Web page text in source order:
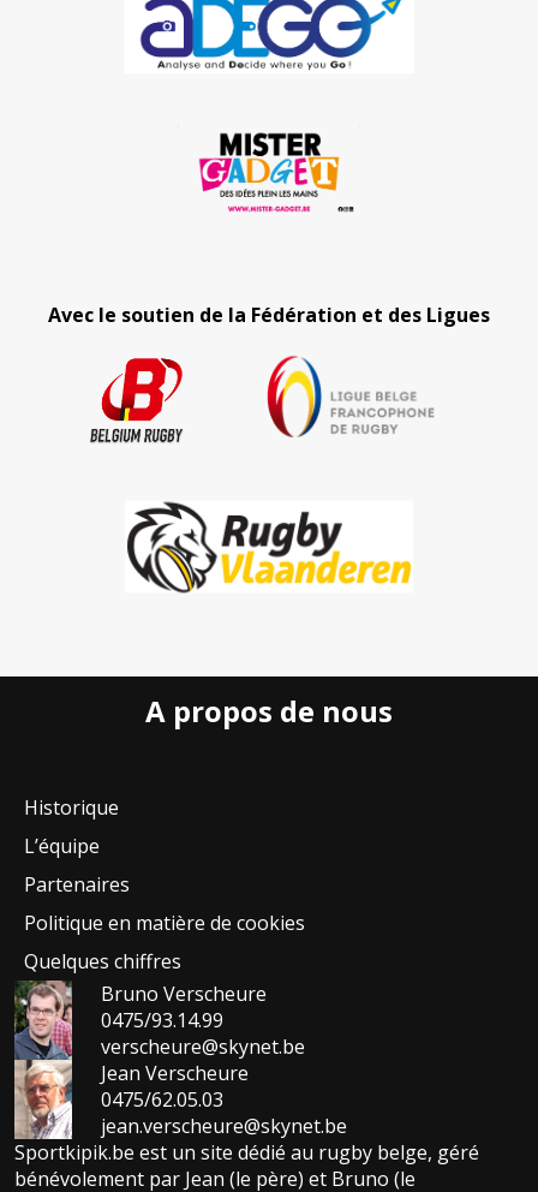
Avec le soutien de la Fédération et des Ligues
A propos de nous
Historique
L’équipe
Partenaires
Politique en matière de cookies
Quelques chiffres
Bruno Verscheure
0475/93.14.99
verscheure@skynet.be
Jean Verscheure
0475/62.05.03
jean.verscheure@skynet.be
Sportkipik.be est un site dédié au rugby belge, géré
bénévolement par Jean (le père) et Bruno (le